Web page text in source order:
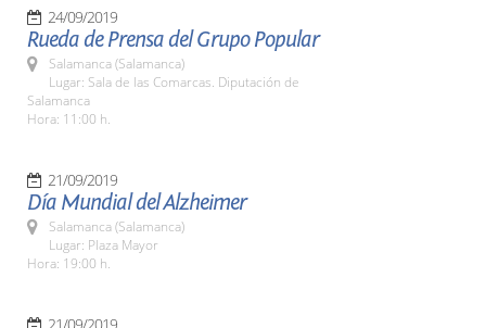
24/09/2019
Rueda de Prensa del Grupo Popular
Salamanca (Salamanca)
Lugar: Sala de las Comarcas. Diputación de
Salamanca
Hora: 11:00 h.
21/09/2019
Día Mundial del Alzheimer
Salamanca (Salamanca)
Lugar: Plaza Mayor
Hora: 19:00 h.